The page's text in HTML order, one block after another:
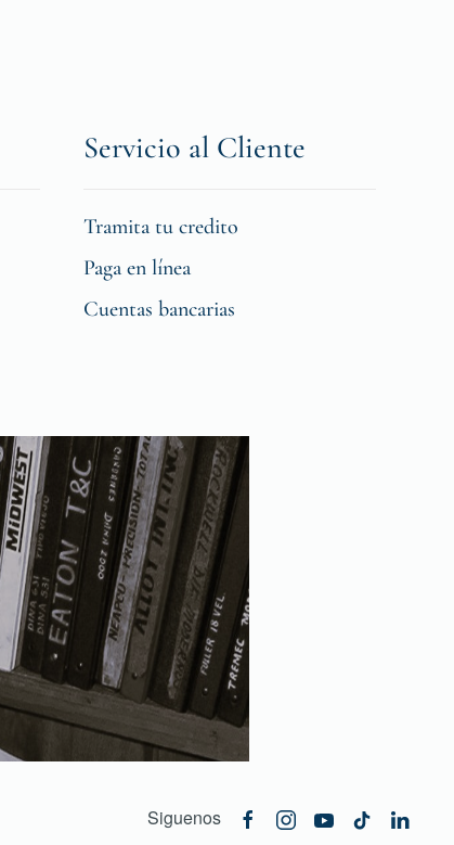
Servicio al Cliente
Tramita tu credito
Paga en línea
Cuentas bancarias
Siguenos